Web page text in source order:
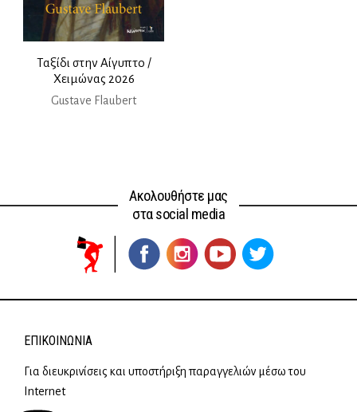
Ταξίδι στην Αίγυπτο /
Χειμώνας 2026
Gustave Flaubert
Ακολουθήστε μας
στα social media
ΕΠΙΚΟΙΝΩΝΊΑ
Για διευκρινίσεις και υποστήριξη παραγγελιών μέσω του
Internet